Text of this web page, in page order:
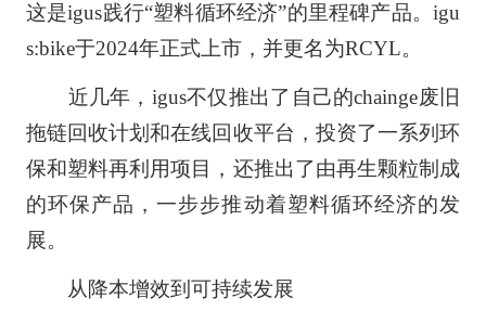
这是igus践行“塑料循环经济”的里程碑产品。igu
s:bike于2024年正式上市，并更名为RCYL。
近几年，igus不仅推出了自己的chainge废旧
拖链回收计划和在线回收平台，投资了一系列环
保和塑料再利用项目，还推出了由再生颗粒制成
的环保产品，一步步推动着塑料循环经济的发
展。
从降本增效到可持续发展